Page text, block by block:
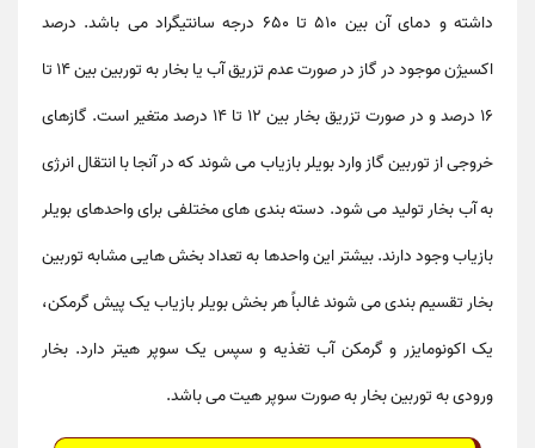
داشته و دمای آن بین 510 تا 650 درجه سانتیگراد می باشد. درصد
اکسیژن موجود در گاز در صورت عدم تزریق آب یا بخار به توربین بین 14 تا
16 درصد و در صورت تزریق بخار بین 12 تا 14 درصد متغیر است. گازهای
خروجی از توربین گاز وارد بویلر بازیاب می شوند که در آنجا با انتقال انرژی
به آب بخار تولید می شود. دسته بندی های مختلفی برای واحدهای بویلر
بازیاب وجود دارند. بیشتر این واحدها به تعداد بخش هایی مشابه توربین
بخار تقسیم بندی می شوند غالباً هر بخش بویلر بازیاب یک پیش گرمکن،
یک اکونومایزر و گرمکن آب تغذیه و سپس یک سوپر هیتر دارد. بخار
ورودی به توربین بخار به صورت سوپر هیت می باشد.